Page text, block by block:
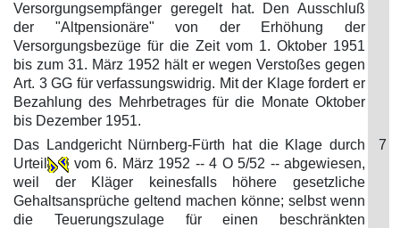
Versorgungsempfänger geregelt hat. Den Ausschluß
der "Altpensionäre" von der Erhöhung der
Versorgungsbezüge für die Zeit vom 1. Oktober 1951
bis zum 31. März 1952 hält er wegen Verstoßes gegen
Art. 3 GG für verfassungswidrig. Mit der Klage fordert er
Bezahlung des Mehrbetrages für die Monate Oktober
bis Dezember 1951.
Das Landgericht Nürnberg-Fürth hat die Klage durch
Urteil
vom 6. März 1952 -- 4 O 5/52 -- abgewiesen,
weil der Kläger keinesfalls höhere gesetzliche
Gehaltsansprüche geltend machen könne; selbst wenn
die Teuerungszulage für einen beschränkten
7